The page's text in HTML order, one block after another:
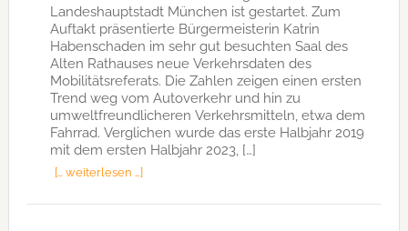
Landeshauptstadt München ist gestartet. Zum
Auftakt präsentierte Bürgermeisterin Katrin
Habenschaden im sehr gut besuchten Saal des
Alten Rathauses neue Verkehrsdaten des
Mobilitätsreferats. Die Zahlen zeigen einen ersten
Trend weg vom Autoverkehr und hin zu
umweltfreundlicheren Verkehrsmitteln, etwa dem
Fahrrad. Verglichen wurde das erste Halbjahr 2019
mit dem ersten Halbjahr 2023, […]
[… weiterlesen …]